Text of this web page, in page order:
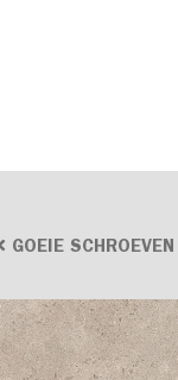
GOEIE SCHROEVEN